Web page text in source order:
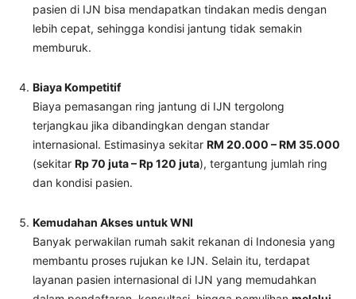
pasien di IJN bisa mendapatkan tindakan medis dengan
lebih cepat, sehingga kondisi jantung tidak semakin
memburuk.
Biaya Kompetitif
Biaya pemasangan ring jantung di IJN tergolong
terjangkau jika dibandingkan dengan standar
internasional. Estimasinya sekitar RM 20.000 – RM 35.000
(sekitar Rp 70 juta – Rp 120 juta), tergantung jumlah ring
dan kondisi pasien.
Kemudahan Akses untuk WNI
Banyak perwakilan rumah sakit rekanan di Indonesia yang
membantu proses rujukan ke IJN. Selain itu, terdapat
layanan pasien internasional di IJN yang memudahkan